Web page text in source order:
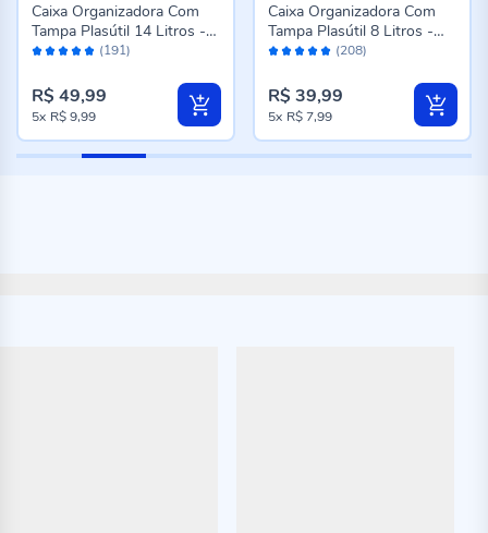
Avaliação: (191)
Caixa Organizadora Com
Tampa Plasútil 14 Litros -
Fendi
R$ 49,99
5x R$ 9,99
Avaliação: (208)
Caixa Organizadora Com
Tampa Plasútil 8 Litros -
Preto
R$ 39,99
5x R$ 7,99